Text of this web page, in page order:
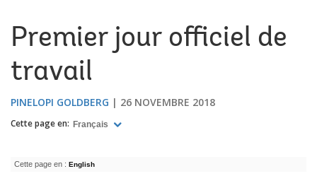
Premier jour officiel de
travail
PINELOPI GOLDBERG 26 NOVEMBRE 2018
Cette page en: Français
Cette page en : English